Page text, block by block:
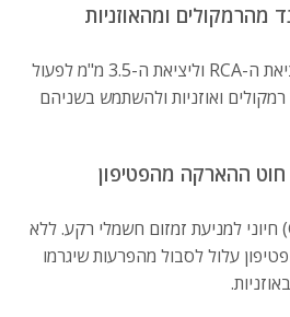
מהרמקולים ומהאוזניות
כן, ה-Box X1 מאפשר ליציאת ה-RCA וליציאת ה-3.5 מ"מ לפעול
ואוזניות ולהשתמש בשניהם
ההארקה מהפטיפון
חיבור ההארקה (Ground) חיוני למניעת זמזום חשמלי רקע. ללא
עלול לסבול מהפרעות שיגרמו